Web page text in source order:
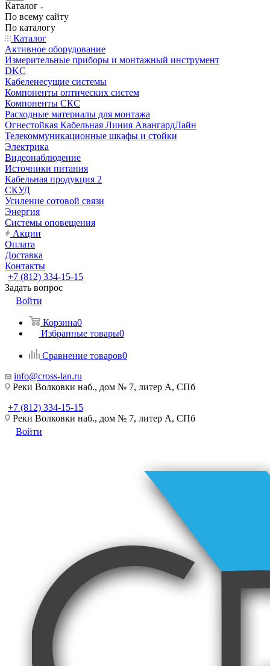
Каталог
По всему сайту
По каталогу
Каталог
Активное оборудование
Измерительные приборы и монтажный инструмент
DKC
Кабеленесущие системы
Компоненты оптических систем
Компоненты СКС
Расходные материалы для монтажа
Огнестойкая Кабельная Линия АвангардЛайн
Телекоммуникационные шкафы и стойки
Электрика
Видеонаблюдение
Источники питания
Кабельная продукция 2
СКУД
Усиление сотовой связи
Энергия
Системы оповещения
Акции
Оплата
Доставка
Контакты
+7 (812) 334-15-15
Задать вопрос
Войти
Корзина0
Избранные товары0
Сравнение товаров0
info@cross-lan.ru
Реки Волковки наб., дом № 7, литер А, СПб
+7 (812) 334-15-15
Реки Волковки наб., дом № 7, литер А, СПб
Войти